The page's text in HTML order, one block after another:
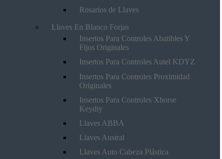
Rosarios de Llaves
Llaves En Blanco Forjas
Insertos Para Controles Abatibles Y
Fijos Originales
Insertos Para Controles Autel KDYZ
Insertos Para Controles Proximidad
Originales
Insertos Para Controles Xhorse
Keydiy
Llaves ABBA
Llaves Austral
Llaves Auto Cabeza Plástica